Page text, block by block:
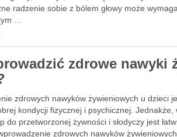
radzenie sobie z bólem głowy może
…
zdrowe nawyki
zdrowych nawyków żywieniowych u dzieci
kondycji fizycznej i psychicznej. Jednakże,
do przetworzonej żywności i słodyczy jest
zdrowych nawyków